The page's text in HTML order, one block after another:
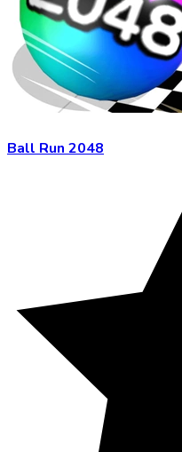
Ball Run 2048